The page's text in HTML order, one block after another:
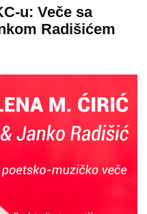
u: Veče sa
Radišićem